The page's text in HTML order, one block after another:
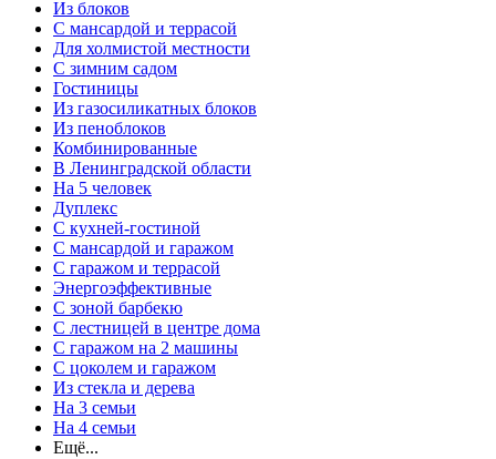
Из блоков
С мансардой и террасой
Для холмистой местности
С зимним садом
Гостиницы
Из газосиликатных блоков
Из пеноблоков
Комбинированные
В Ленинградской области
На 5 человек
Дуплекс
С кухней-гостиной
С мансардой и гаражом
С гаражом и террасой
Энергоэффективные
С зоной барбекю
С лестницей в центре дома
С гаражом на 2 машины
С цоколем и гаражом
Из стекла и дерева
На 3 семьи
На 4 семьи
Ещё...